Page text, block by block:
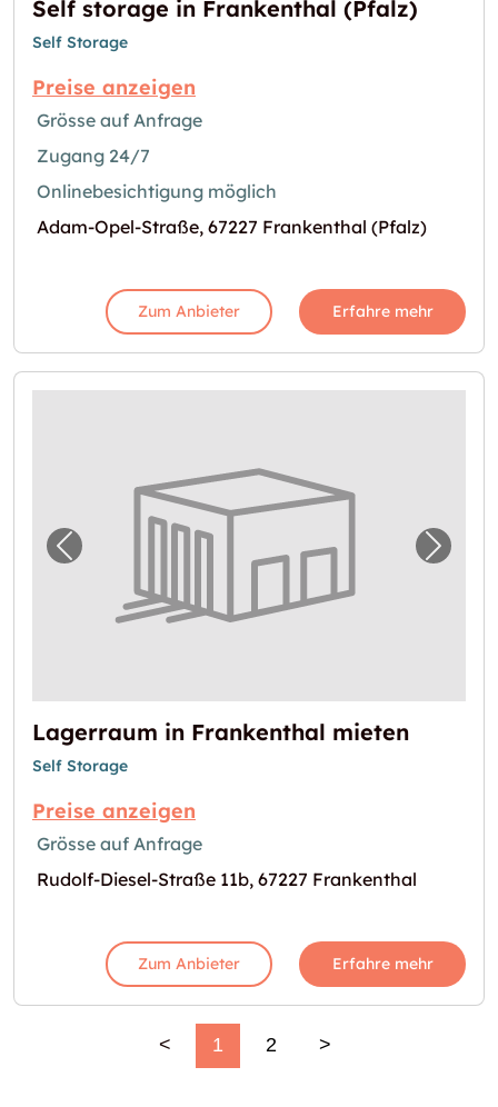
Self storage in Frankenthal (Pfalz)
Self Storage
Preise anzeigen
Grösse auf Anfrage
Zugang 24/7
Onlinebesichtigung möglich
Adam-Opel-Straße, 67227 Frankenthal (Pfalz)
Zum Anbieter Erfahre mehr
Vorheriges Bild für "Lagerraum in
Lagerraum in Frankenthal mieten
Self Storage
Preise anzeigen
Grösse auf Anfrage
Rudolf-Diesel-Straße 11b, 67227 Frankenthal
Zum Anbieter Erfahre mehr
< 1 2 >